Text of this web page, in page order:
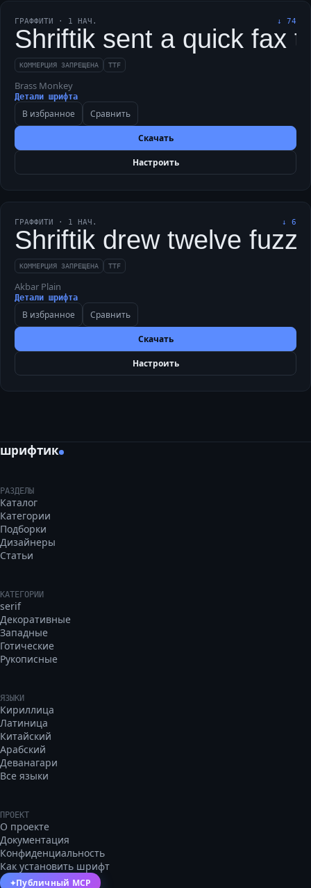
ГРАФФИТИ · 1 НАЧ. ↓ 74
Shriftik sent a quick fax
КОММЕРЦИЯ ЗАПРЕЩЕНА TTF
Brass Monkey
Детали шрифта
В избранное Сравнить
Скачать
Настроить
ГРАФФИТИ · 1 НАЧ. ↓ 6
Shriftik drew twelve
КОММЕРЦИЯ ЗАПРЕЩЕНА TTF
Akbar Plain
Детали шрифта
В избранное Сравнить
Скачать
Настроить
шрифтик
РАЗДЕЛЫ
Каталог
Категории
Подборки
Дизайнеры
Статьи
КАТЕГОРИИ
serif
Декоративные
Западные
Готические
Рукописные
ЯЗЫКИ
Кириллица
Латиница
Китайский
Арабский
Деванагари
Все языки
ПРОЕКТ
О проекте
Документация
Конфиденциальность
Как установить шрифт
✦Публичный MCP